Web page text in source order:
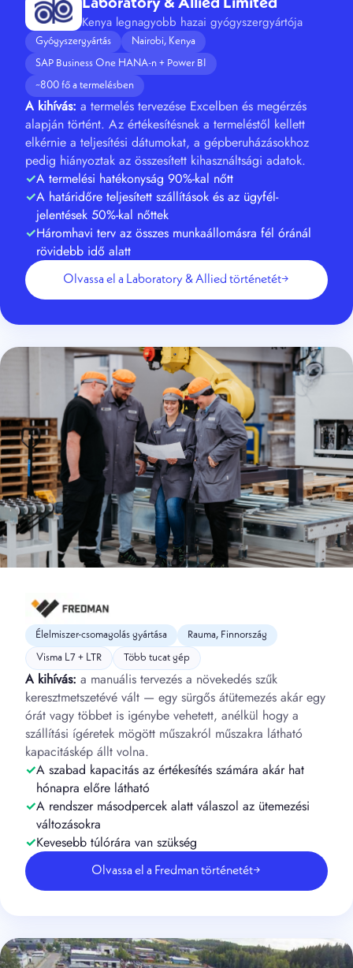
Kenya legnagyobb hazai gyógyszergyártója
Gyógyszergyártás Nairobi, Kenya
SAP Business One HANA-n + Power BI
~800 fő a termelésben
A kihívás: a termelés tervezése Excelben és megérzés
alapján történt. Az értékesítésnek a termeléstől kellett
elkérnie a teljesítési dátumokat, a gépberuházásokhoz
pedig hiányoztak az összesített kihasználtsági adatok.
A termelési hatékonyság 90%-kal nőtt
A határidőre teljesített szállítások és az ügyfél-
jelentések 50%-kal nőttek
Háromhavi terv az összes munkaállomásra fél óránál
rövidebb idő alatt
Olvassa el a Laboratory & Allied történetét→
Élelmiszer-csomagolás gyártása Rauma, Finnország
Visma L7 + LTR Több tucat gép
A kihívás: a manuális tervezés a növekedés szűk
keresztmetszetévé vált — egy sürgős átütemezés akár egy
órát vagy többet is igénybe vehetett, anélkül hogy a
szállítási ígéretek mögött műszakról műszakra látható
kapacitáskép állt volna.
A szabad kapacitás az értékesítés számára akár hat
hónapra előre látható
A rendszer másodpercek alatt válaszol az ütemezési
változásokra
Kevesebb túlórára van szükség
Olvassa el a Fredman történetét→